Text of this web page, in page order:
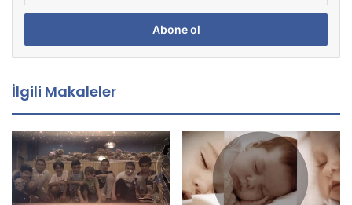
P
s
a
d
r
s
i
n
İlgili Makaleler